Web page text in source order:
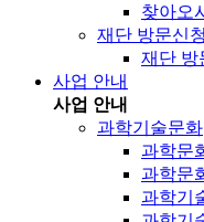
찾아오
재단 방문신청
재단 방
사업 안내
사업 안내
과학기술문화
과학문
과학문
과학기